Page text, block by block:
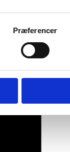
Præferencer